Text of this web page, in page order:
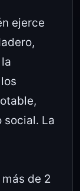
ejerce
social. La
de 2